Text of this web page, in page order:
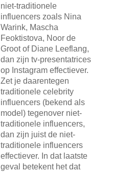
niet-traditionele
influencers zoals Nina
Warink, Mascha
Feoktistova, Noor de
Groot of Diane Leeflang,
dan zijn tv-presentatrices
op Instagram effectiever.
Zet je daarentegen
traditionele celebrity
influencers (bekend als
model) tegenover niet-
traditionele influencers,
dan zijn juist de niet-
traditionele influencers
effectiever. In dat laatste
geval betekent het dat